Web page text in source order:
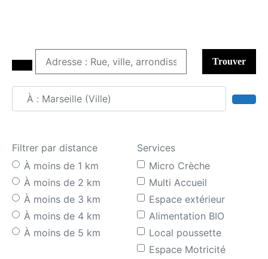
Trouver
Adresse : Rue, ville, arrondissement
Filtrer par distance
À moins de 1 km
À moins de 2 km
À moins de 3 km
À moins de 4 km
À moins de 5 km
Services
Micro Crèche
Multi Accueil
Espace extérieur
Alimentation BIO
Local poussette
Espace Motricité